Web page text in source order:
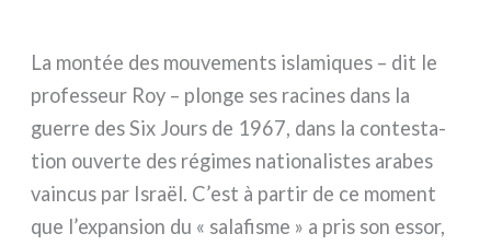
La mon­tée des mou­ve­men­ts isla­mi­ques – dit le
pro­fes­seur Roy – plon­ge ses raci­nes dans la
guer­re des Six Jours de 1967, dans la con­te­sta­
tion ouver­te des régi­mes natio­na­li­stes ara­bes
vain­cus par Israël. C’est à par­tir de ce moment
que l’expansion du « sala­fi­sme » a pris son essor,